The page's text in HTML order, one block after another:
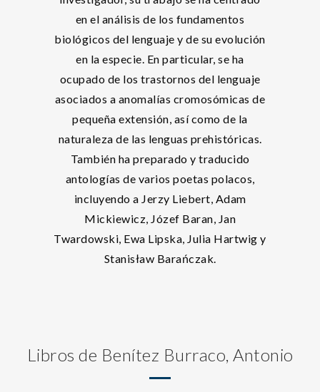
en el análisis de los fundamentos
biológicos del lenguaje y de su evolución
en la especie. En particular, se ha
ocupado de los trastornos del lenguaje
asociados a anomalías cromosómicas de
pequeña extensión, así como de la
naturaleza de las lenguas prehistóricas.
También ha preparado y traducido
antologías de varios poetas polacos,
incluyendo a Jerzy Liebert, Adam
Mickiewicz, Józef Baran, Jan
Twardowski, Ewa Lipska, Julia Hartwig y
Stanisław Barańczak.
Libros de Benítez Burraco, Antonio